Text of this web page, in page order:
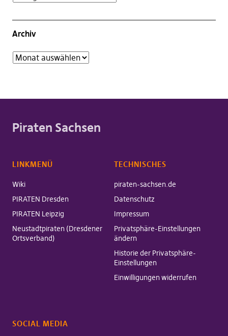
Archiv
Piraten Sachsen
LINKMENÜ
Wiki
PIRATEN Dresden
PIRATEN Leipzig
Neustadtpiraten (Dresdener
Ortsverband)
TECHNISCHES
piraten-sachsen.de
Datenschutz
Impressum
Privatsphäre-Einstellungen
ändern
Historie der Privatsphäre-
Einstellungen
Einwilligungen widerrufen
SOCIAL MEDIA